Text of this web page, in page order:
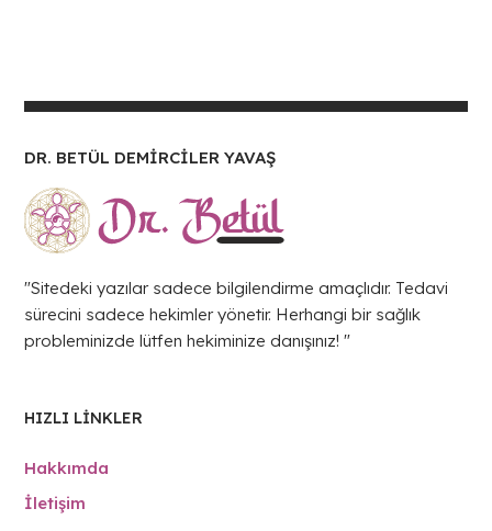
DR. BETÜL DEMİRCİLER YAVAŞ
"Sitedeki yazılar sadece bilgilendirme amaçlıdır. Tedavi
sürecini sadece hekimler yönetir. Herhangi bir sağlık
probleminizde lütfen hekiminize danışınız! "
HIZLI LINKLER
Hakkımda
İletişim